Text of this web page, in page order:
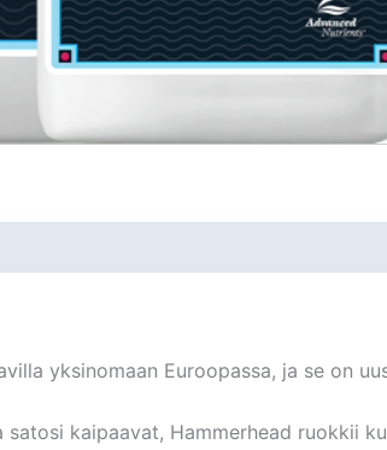
yksinomaan Euroopassa, ja se on
satosi kaipaavat, Hammerhead ruokkii